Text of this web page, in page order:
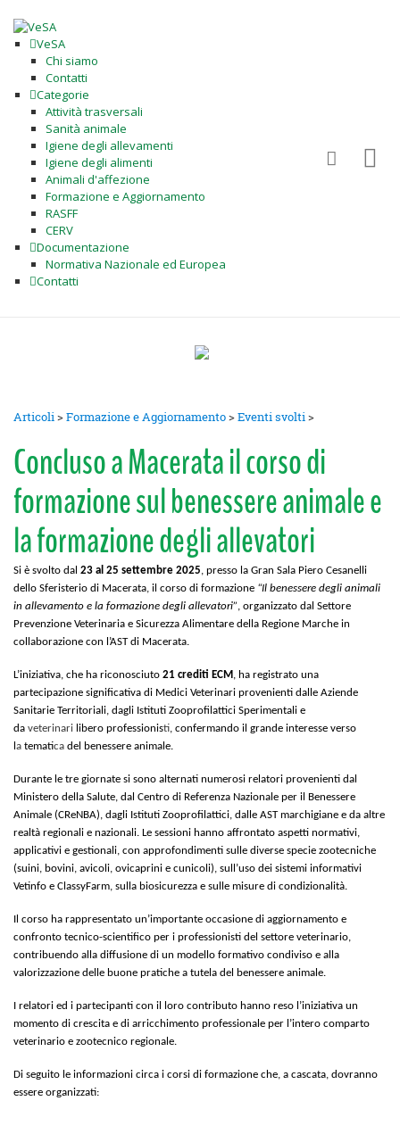
VeSA
Chi siamo
Contatti
Categorie
Attività trasversali
Sanità animale
Igiene degli allevamenti
Igiene degli alimenti
Animali d'affezione
Formazione e Aggiornamento
RASFF
CERV
Documentazione
Normativa Nazionale ed Europea
Contatti
Articoli>Formazione e Aggiornamento>Eventi svolti>
Concluso a Macerata il corso di
formazione sul benessere animale e
la formazione degli allevatori
Si è svolto dal 23 al 25 settembre 2025, presso la Gran Sala Piero Cesanelli
dello Sferisterio di Macerata, il corso di formazione “Il benessere degli animali
in allevamento e la formazione degli allevatori”, organizzato dal Settore
Prevenzione Veterinaria e Sicurezza Alimentare della Regione Marche in
collaborazione con l’AST di Macerata.
L’iniziativa, che ha riconosciuto 21 crediti ECM , ha registrato una
partecipazione significativa di Medici Veterinari provenienti dalle Aziende
Sanitarie Territoriali, dagli Istituti Zooprofilattici Sperimentali e
da veterinari libero professionisti, confermando il grande interesse verso
a tematica del benessere animale.
Durante le tre giornate si sono alternati numerosi relatori provenienti dal
Ministero della Salute, dal Centro di Referenza Nazionale per il Benessere
Animale (CReNBA), dagli Istituti Zooprofilattici, dalle AST marchigiane e da altre
realtà regionali e nazionali. Le sessioni hanno affrontato aspetti normativi,
applicativi e gestionali, con approfondimenti sulle diverse specie zootecniche
(suini, bovini, avicoli, ovicaprini e cunicoli), sull’uso dei sistemi informativi
Vetinfo e ClassyFarm, sulla biosicurezza e sulle misure di condizionalità.
Il corso ha rappresentato un’importante occasione di aggiornamento e
confronto tecnico-scientifico per i professionisti del settore veterinario,
contribuendo alla diffusione di un modello formativo condiviso e alla
valorizzazione delle buone pratiche a tutela del benessere animale.
I relatori ed i partecipanti con il loro contributo hanno reso l’iniziativa un
momento di crescita e di arricchimento professionale per l’intero comparto
veterinario e zootecnico regionale.
Di seguito le informazioni circa i corsi di formazione che, a cascata, dovranno
essere organizzati: